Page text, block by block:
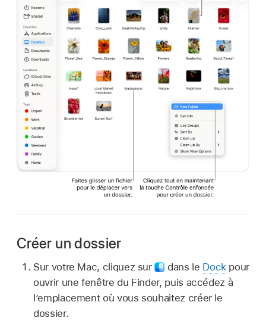
Créer un dossier
Sur votre Mac, cliquez sur dans le Dockpour
ouvrir une fenêtre du Finder, puis accédez à
l’emplacement où vous souhaitez créer le
dossier.